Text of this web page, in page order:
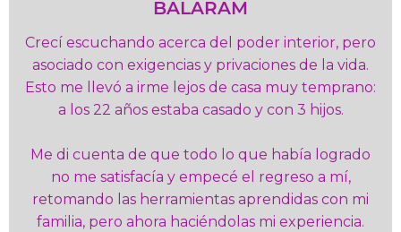
BALARAM
Crecí escuchando acerca del poder interior, pero
asociado con exigencias y privaciones de la vida.
Esto me llevó a irme lejos de casa muy temprano:
a los 22 años estaba casado y con 3 hijos.
Me di cuenta de que todo lo que había logrado
no me satisfacía y empecé el regreso a mí,
retomando las herramientas aprendidas con mi
familia, pero ahora haciéndolas mi experiencia.